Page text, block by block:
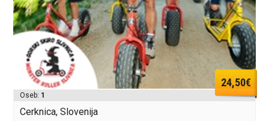
24,50€
Oseb: 1
Cerknica, Slovenija